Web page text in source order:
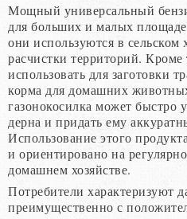
Мощный универсальный
для больших и малых
они используются в сельском
расчистки территорий.
использовать для заготовки
корма для домашних
газонокосилка может быстро
дерна и придать ему
Использование этого
и ориентировано на
домашнем хозяйстве.
Потребители характеризуют
преимущественно с